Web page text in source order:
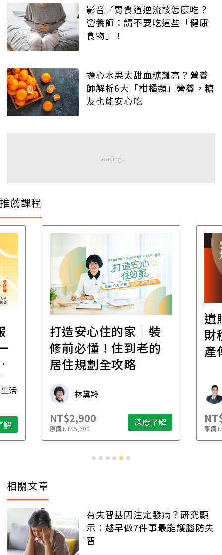
影音／胃食道逆流該怎麼吃？
營養師：請不要吃這些「健康
食物」！
擔心水果太甜血糖飆高？營養
師解析6大「柑橘類」營養，糖
友也能安心吃
推薦課程
活
解
打造安心住的家｜裝
修前必懂！住到老的
居住規劃全攻略
林黛羚
NT$2,900
原價NT$5,600 深度了解
遺
財
產
原價
相關文章
有失智基因注定發病？研究顯
示：越早做7件事最能護腦防失
智